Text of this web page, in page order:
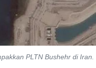
PLTN Bushehr di Iran.